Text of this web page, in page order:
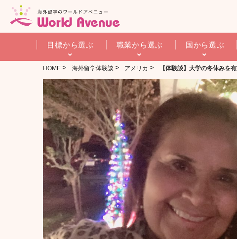
目標から選ぶ 職業から選ぶ 国から選ぶ
HOME > 海外留学体験談 > アメリカ > 【体験談】大学の冬休みを